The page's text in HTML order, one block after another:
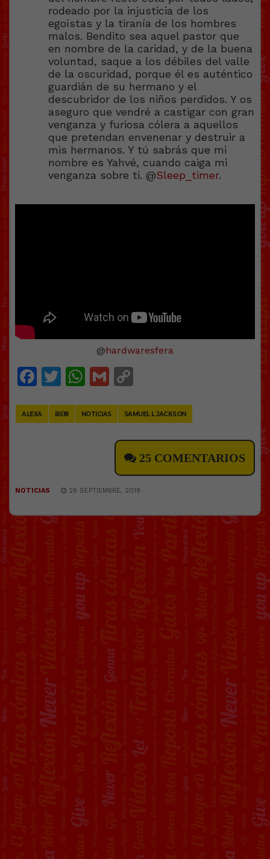
rodeado por la injusticia de los
egoístas y la tiranía de los hombres
malos. Bendito sea aquel pastor que
en nombre de la caridad, y de la buena
voluntad, saque a los débiles del valle
de la oscuridad, porque él es auténtico
guardián de su hermano y el
descubridor de los niños perdidos. Y os
aseguro que vendré a castigar con gran
venganza y furiosa cólera a aquellos
que pretendan envenenar y destruir a
mis hermanos. Y tú sabrás que mi
nombre es Yahvé, cuando caiga mi
venganza sobre ti. @Sleep_timer.
@hardwaresfera
Facebook
Twitter
WhatsApp
Gmail
ALEXA BS18 NOTICIAS SAMUEL L JACKSON
25 COMENTARIOS
NOTICIAS 26 SEPTIEMBRE, 2019